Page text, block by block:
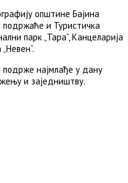
општине Бајина
подржаће и Туристичка
парк „Тара“, Канцеларија
подрже најмлађе у дану
и заједништву.